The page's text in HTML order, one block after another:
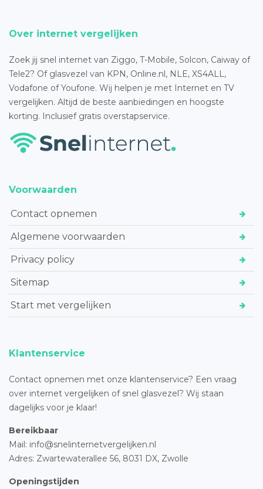
Over internet vergelijken
Zoek jij snel internet van Ziggo, T-Mobile, Solcon, Caiway of
Tele2? Of glasvezel van KPN, Online.nl, NLE, XS4ALL,
Vodafone of Youfone. Wij helpen je met Internet en TV
vergelijken. Altijd de beste aanbiedingen en hoogste
korting. Inclusief gratis overstapservice.
Voorwaarden
Contact opnemen
Algemene voorwaarden
Privacy policy
Sitemap
Start met vergelijken
Klantenservice
Contact opnemen met onze klantenservice? Een vraag
over internet vergelijken of snel glasvezel? Wij staan
dagelijks voor je klaar!
Bereikbaar
Mail: info@snelinternetvergelijken.nl
Adres: Zwartewaterallee 56, 8031 DX, Zwolle
Openingstijden